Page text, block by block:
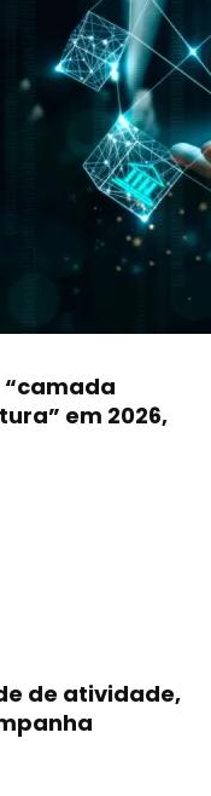
“camada
em 2026,
de atividade,